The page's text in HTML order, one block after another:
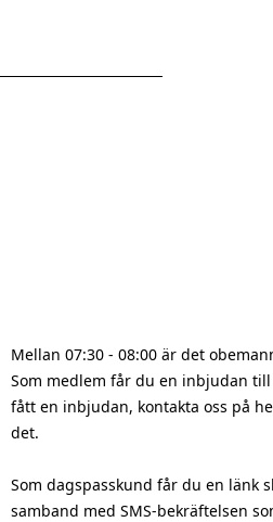
Mellan 07:30 - 08:00 är det
Som medlem får du en inbjudan till
fått en inbjudan, kontakta oss på
det.
Som dagspasskund får du en länk
samband med SMS-bekräftelsen